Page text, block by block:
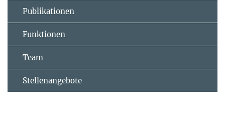
Publikationen
Funktionen
Team
Stellenangebote